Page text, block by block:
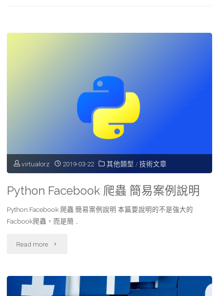
virtualorz 2019-03-22 其他類型 / 技術文章
Python Facebook 爬蟲 簡易案例說明
Python Facebook 爬蟲 簡易案例說明 本篇要說明的不是強大的
Facbook爬蟲，而是簡 …
Read more "Python